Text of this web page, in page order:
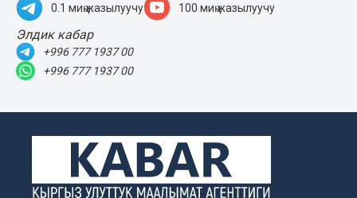
0.1 миң жазылуучу 100 миң жазылуучу
Элдик кабар
+996 777 1937 00
+996 777 1937 00